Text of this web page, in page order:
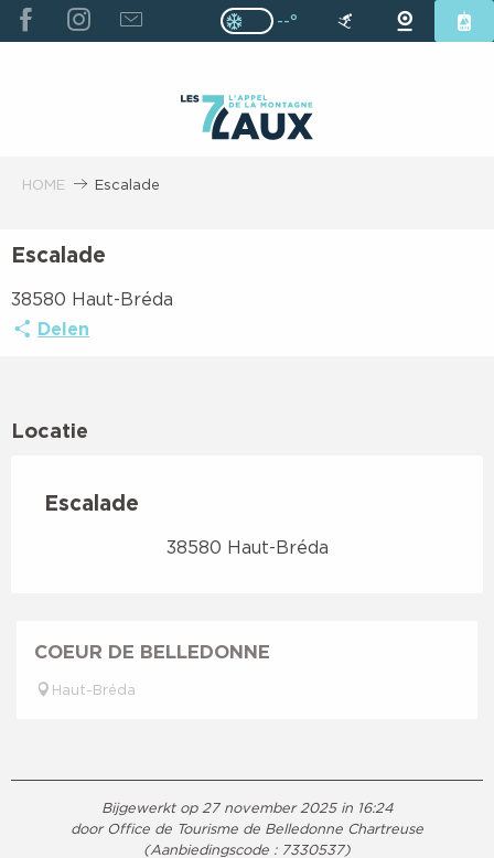
ALLER
AU
Page D’accueil Actuelle Hiver :
Page D’accueil Actuelle
--°
HOME Escalade
Escalade
38580 Haut-Bréda
Delen
Locatie
Escalade
38580 Haut-Bréda
COEUR DE BELLEDONNE
Haut-Bréda
Bijgewerkt op 27 november 2025 in 16:24
door Office de Tourisme de Belledonne Chartreuse
(Aanbiedingscode : 7330537)